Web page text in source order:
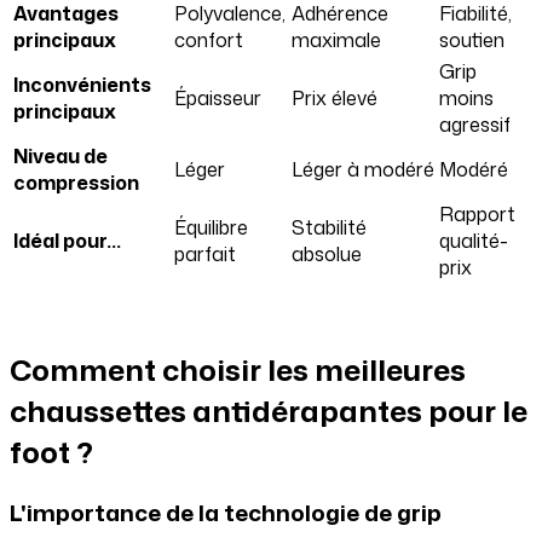
Avantages
principaux
Polyvalence,
confort
Adhérence
maximale
Fiabilité,
soutien
Inconvénients
principaux
Épaisseur Prix élevé
Grip
moins
agressif
Niveau de
compression
Léger Léger à modéré Modéré
Idéal pour…
Équilibre
parfait
Stabilité
absolue
Rapport
qualité-
prix
Comment choisir les meilleures
chaussettes antidérapantes pour le
foot ?
L'importance de la technologie de grip